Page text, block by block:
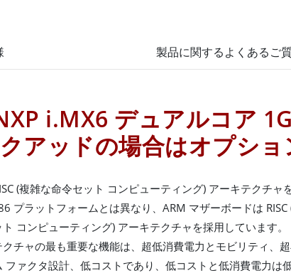
製品に関するよくあるご
i.MX6 デュアルコア
アッドの場合はオプショ
(複雑な命令セット コンピューティング) アーキテクチャ
プラットフォームとは異なり、ARM マザーボードは RISC
ト コンピューティング) アーキテクチャを採用しています。
クチャの最も重要な機能は、超低消費電力とモビリティ、
ファクタ設計、低コストであり、低コストと低消費電力は